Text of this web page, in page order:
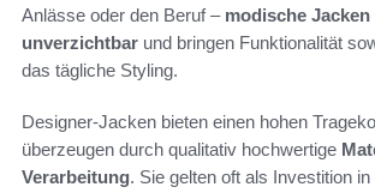
Anlässe oder den Beruf – modische Jacken
unverzichtbar und bringen Funktionalität
das tägliche Styling.
Designer-Jacken bieten einen hohen
überzeugen durch qualitativ hochwertige
Verarbeitung. Sie gelten oft als Investition